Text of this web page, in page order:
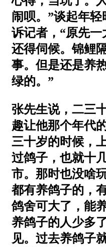
闹呗。”谈起年
诉记者，“原先一
还得伺候。锦鲤
事。但是还是养
绿的。”
张先生说，二三
趣让他那个年代
三十岁的时候，
过鸽子，也就十
市。那时也没啥
都有养鸽子的，
鸽舍可大了，能
养鸽子的人少多
见。过去养鸽子